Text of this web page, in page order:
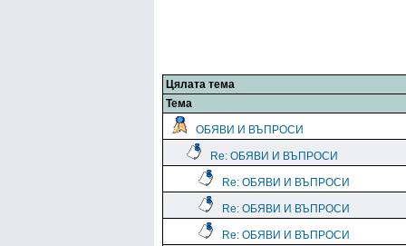
Цялата тема
Тема
ОБЯВИ И ВЪПРОСИ
Re: ОБЯВИ И ВЪПРОСИ
Re: ОБЯВИ И ВЪПРОСИ
Re: ОБЯВИ И ВЪПРОСИ
Re: ОБЯВИ И ВЪПРОСИ